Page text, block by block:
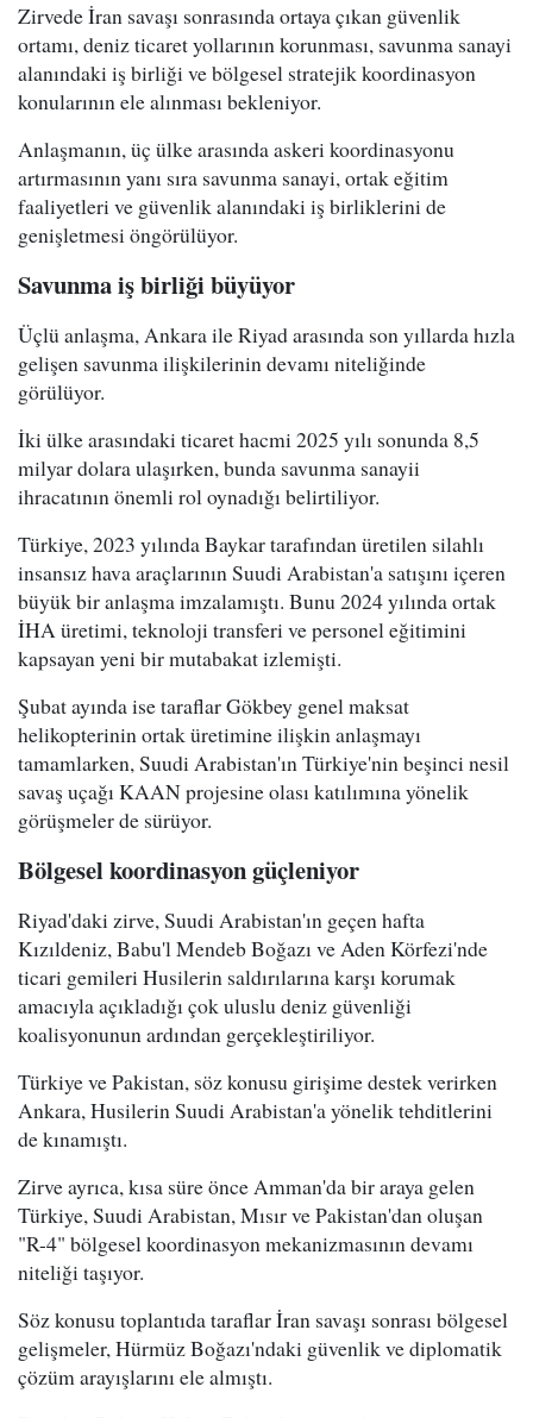
Zirvede İran savaşı sonrasında ortaya çıkan güvenlik
ortamı, deniz ticaret yollarının korunması, savunma sanayi
alanındaki iş birliği ve bölgesel stratejik koordinasyon
konularının ele alınması bekleniyor.
Anlaşmanın, üç ülke arasında askeri koordinasyonu
artırmasının yanı sıra savunma sanayi, ortak eğitim
faaliyetleri ve güvenlik alanındaki iş birliklerini de
genişletmesi öngörülüyor.
Savunma iş birliği büyüyor
Üçlü anlaşma, Ankara ile Riyad arasında son yıllarda hızla
gelişen savunma ilişkilerinin devamı niteliğinde
görülüyor.
İki ülke arasındaki ticaret hacmi 2025 yılı sonunda 8,5
milyar dolara ulaşırken, bunda savunma sanayii
ihracatının önemli rol oynadığı belirtiliyor.
Türkiye, 2023 yılında Baykar tarafından üretilen silahlı
insansız hava araçlarının Suudi Arabistan'a satışını içeren
büyük bir anlaşma imzalamıştı. Bunu 2024 yılında ortak
İHA üretimi, teknoloji transferi ve personel eğitimini
kapsayan yeni bir mutabakat izlemişti.
Şubat ayında ise taraflar Gökbey genel maksat
helikopterinin ortak üretimine ilişkin anlaşmayı
tamamlarken, Suudi Arabistan'ın Türkiye'nin beşinci nesil
savaş uçağı KAAN projesine olası katılımına yönelik
görüşmeler de sürüyor.
Bölgesel koordinasyon güçleniyor
Riyad'daki zirve, Suudi Arabistan'ın geçen hafta
Kızıldeniz, Babu'l Mendeb Boğazı ve Aden Körfezi'nde
ticari gemileri Husilerin saldırılarına karşı korumak
amacıyla açıkladığı çok uluslu deniz güvenliği
koalisyonunun ardından gerçekleştiriliyor.
Türkiye ve Pakistan, söz konusu girişime destek verirken
Ankara, Husilerin Suudi Arabistan'a yönelik tehditlerini
de kınamıştı.
Zirve ayrıca, kısa süre önce Amman'da bir araya gelen
Türkiye, Suudi Arabistan, Mısır ve Pakistan'dan oluşan
"R-4" bölgesel koordinasyon mekanizmasının devamı
niteliği taşıyor.
Söz konusu toplantıda taraflar İran savaşı sonrası bölgesel
gelişmeler, Hürmüz Boğazı'ndaki güvenlik ve diplomatik
çözüm arayışlarını ele almıştı.